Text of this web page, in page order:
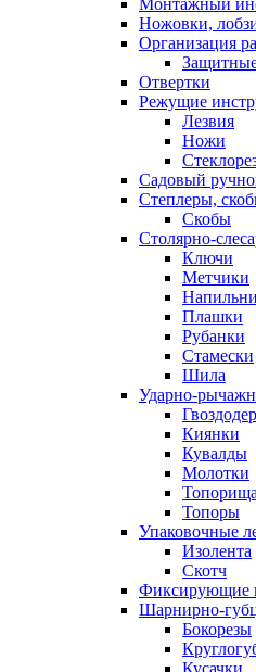
Ножовки,
Организация
Отвертки
Режущие
Лезвия
Ножи
Садовый
Степлеры,
Скобы
Столярно-
Ключи
Метчики
Плашки
Рубанки
Стамески
Шила
Ударно-
Киянки
Кувалды
Молотки
Топоры
Упаковочные
Изолента
Скотч
Фиксирующие
Шарнирно-
Бокорезы
Кусачки